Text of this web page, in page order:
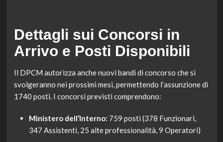
Dettagli sui Concorsi in
Arrivo e Posti Disponibili
Il DPCM autorizza anche nuovi bandi di concorso che si
svolgeranno nei prossimi mesi, permettendo l’assunzione di
1740 posti. I concorsi previsti comprendono:
Ministero dell’Interno: 759 posti (378 Funzionari,
347 Assistenti, 25 alte professionalità, 9 Operatori)